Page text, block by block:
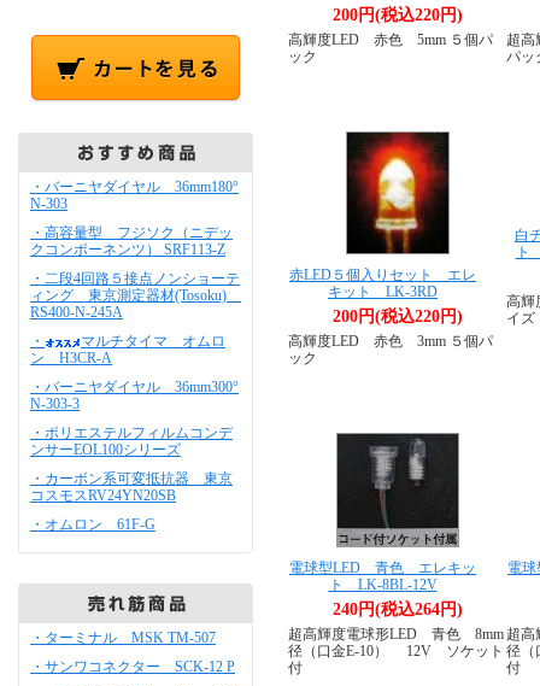
・バーニヤダイヤル 36mm180°
N-303
・高容量型 フジソク（ニデッ
クコンポーネンツ） SRF113-Z
・二段4回路５接点ノンショーテ
ィング 東京測定器材(Tosoku)
RS400-N-245A
・
マルチタイマ オムロ
ン H3CR-A
・バーニヤダイヤル 36mm300°
N-303-3
・ポリエステルフィルムコンデ
ンサーEOL100シリーズ
・カーボン系可変抵抗器 東京
コスモスRV24YN20SB
・オムロン 61F-G
・ターミナル MSK TM-507
・サンワコネクター SCK-12 P
200円(税込220円)
高輝度LED 赤色 5mm ５個パ
ック
超
パッ
赤LED５個入りセット エレ
キット LK-3RD
200円(税込220円)
高輝度LED 赤色 3mm ５個パ
ック
白
ト
高
イ
電球型LED 青色 エレキッ
ト LK-8BL-12V
240円(税込264円)
超高輝度電球形LED 青色 8mm
径（口金E-10） 12V ソケット
付
電
超
径
付